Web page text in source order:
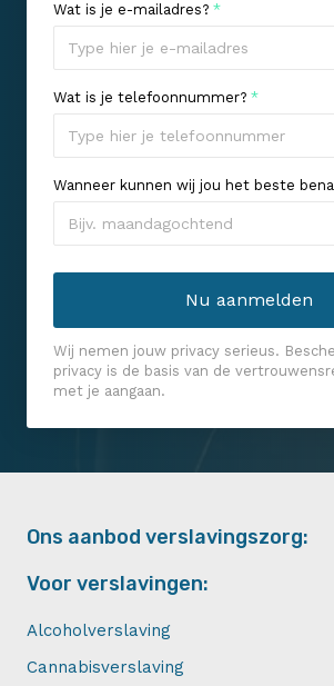
Wat is je e-mailadres? *
Wat is je telefoonnummer? *
Wanneer kunnen wij jou het beste
Wij nemen jouw privacy serieus.
privacy is de basis van de
met je aangaan.
Ons aanbod verslavingszorg:
Voor verslavingen:
Alcoholverslaving
Cannabisverslaving